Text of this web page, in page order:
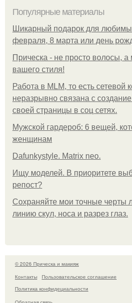
Популярные материалы
Шикарный подарок для
февраля, 8 марта или день
Прическа - не просто волосы,
вашего стиля!
Работа в MLM, то есть сетевой
неразрывно связана с создание
своей страницы в соц сетях.
Мужской гардероб: 6 вещей,
женщинам
Dafunkystyle. Matrix neo.
Ищу моделей. В приоритете
репост?
Сохраняйте мои точные черты
линию скул, носа и разрез глаз.
© 2026 Прическа и макияж
Контакты
Пользовательское соглашение
Политика конфидециальности